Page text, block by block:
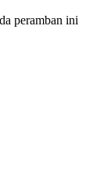
peramban ini